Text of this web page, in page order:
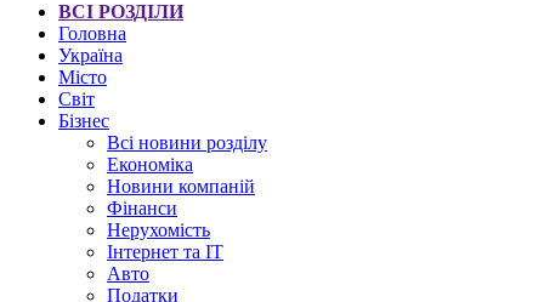
ВСІ РОЗДІЛИ
Головна
Україна
Місто
Світ
Бізнес
Всі новини розділу
Економіка
Новини компаній
Фінанси
Нерухомість
Інтернет та IT
Авто
Податки